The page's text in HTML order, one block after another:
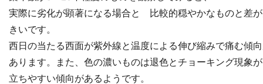
実際に劣化が顕著になる場合と 比較的穏やかなものと差
きいです。
西日の当たる西面が紫外線と温度による伸び縮みで痛む傾
あります。また、色の濃いものは退色とチョーキング現象
立ちやすい傾向があるようです。